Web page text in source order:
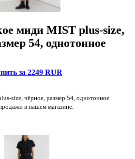
миди MIST plus-size,
54, однотонное
за 2249 RUR
size, чёрное, размер 54, однотонное
в нашем магазине.